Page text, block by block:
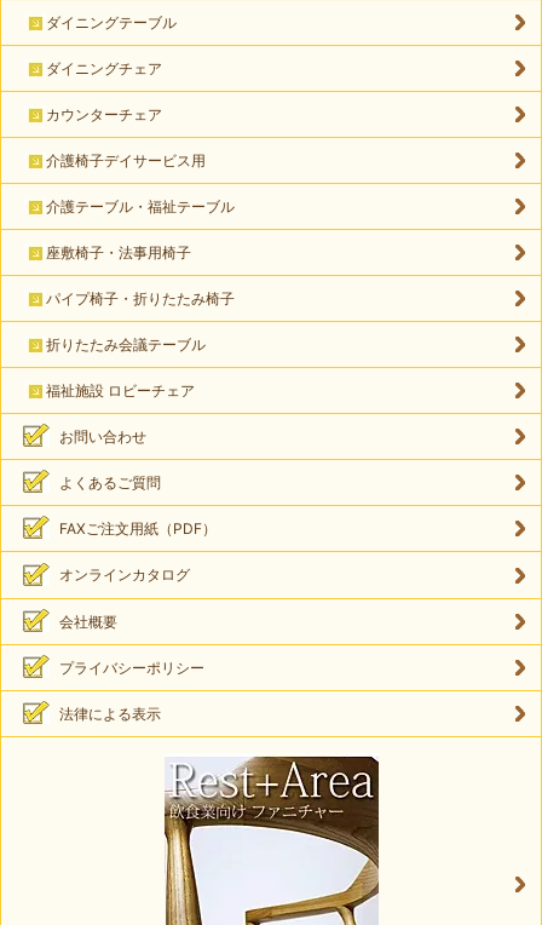
ダイニングテーブル
ダイニングチェア
カウンターチェア
介護椅子デイサービス用
介護テーブル・福祉テーブル
座敷椅子・法事用椅子
パイプ椅子・折りたたみ椅子
折りたたみ会議テーブル
福祉施設 ロビーチェア
お問い合わせ
よくあるご質問
FAXご注文用紙（PDF）
オンラインカタログ
会社概要
プライバシーポリシー
法律による表示